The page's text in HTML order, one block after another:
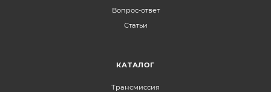
Вопрос-ответ
Статьи
КАТАЛОГ
Трансмиссия